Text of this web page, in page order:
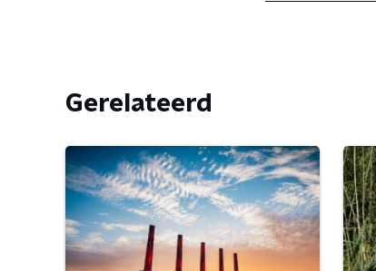
Gerelateerd